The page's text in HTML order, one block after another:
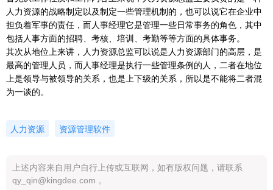
人力资源的战略制定以及制定一些管理机制的，也可以说它在企业中
担负着军事的责任，而人事经理它是管理一些日常事务的角色，其中
包括人事方面的招聘、考核、培训、考勤等等方面的具体事务。
其次从地位上来讲，人力资源总监可以说是人力资源部门的高层，是
最高的管理人员，而人事经理是执行一些管理条例的人，二者在地位
上是领导与被领导的关系，也是上下级的关系，所以是不能将二者混
为一谈的。
人力资源 资源管理软件
上述内容来自用户自行上传或互联网，如有版权问题，请联系
qy_qin@kingdee.com 。